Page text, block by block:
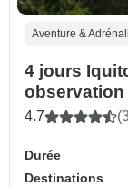
Aventure &
4 jours
4.7
Durée
Destinations